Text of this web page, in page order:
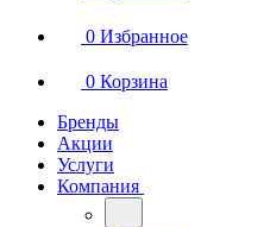
0 Избранное
0 Корзина
Бренды
Акции
Услуги
Компания